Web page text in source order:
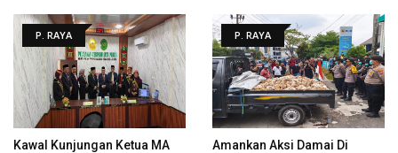
P. RAYA
Kawal Kunjungan Ketua MA
P. RAYA
Amankan Aksi Damai Di